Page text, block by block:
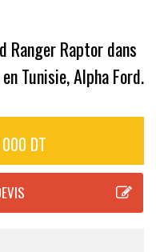
Ranger Raptor dans
Tunisie, Alpha Ford.
DT